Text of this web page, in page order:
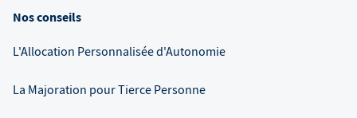
Nos conseils
L'Allocation Personnalisée d'Autonomie
La Majoration pour Tierce Personne